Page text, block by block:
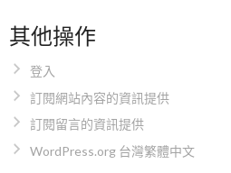
其他操作
登入
訂閱網站內容的資訊提供
訂閱留言的資訊提供
WordPress.org 台灣繁體中文